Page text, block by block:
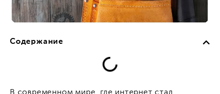
Содержание
В современном мире, где интернет стал